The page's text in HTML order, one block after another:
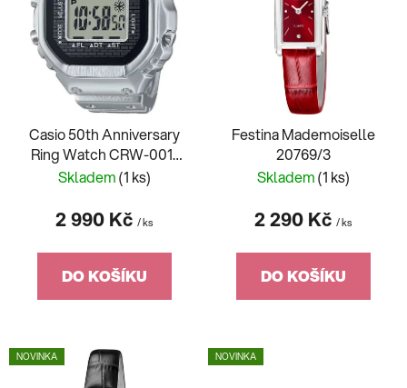
Casio 50th Anniversary
Ring Watch CRW-001-
1ER
Skladem(1 ks)
2 990 Kč / ks
DO KOŠÍKU
Festina Mademoiselle
20769/3
Skladem(1 ks)
2 290 Kč / ks
DO KOŠÍKU
NOVINKA NOVINKA